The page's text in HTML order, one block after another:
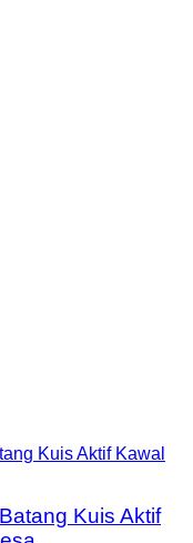
Kuis Aktif